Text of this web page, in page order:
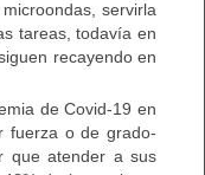
servirla
tareas, todavía en
recayendo en
de Covid-19 en
fuerza o de grado-
que atender a sus